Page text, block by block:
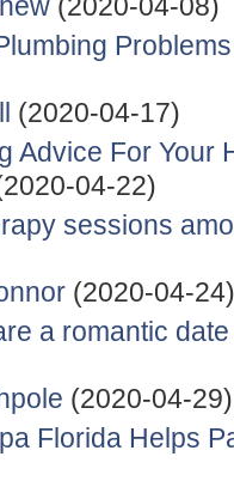
(2020-04-17)
Advice For Your
04-22)
sessions
(2020-04-24)
a romantic
(2020-04-29)
Florida Helps